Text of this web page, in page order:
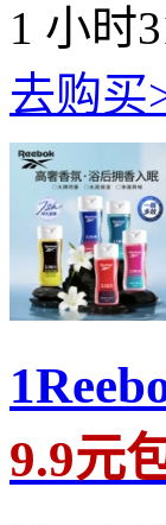
1 小时
去购买
9.9元